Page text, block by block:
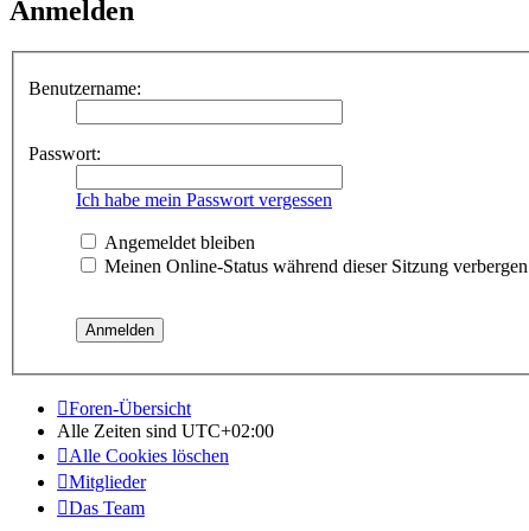
Anmelden
Benutzername:
Passwort:
Ich habe mein Passwort vergessen
Angemeldet bleiben
Meinen Online-Status während dieser Sitzung verbergen
Foren-Übersicht
Alle Zeiten sind UTC+02:00
Alle Cookies löschen
Mitglieder
Das Team